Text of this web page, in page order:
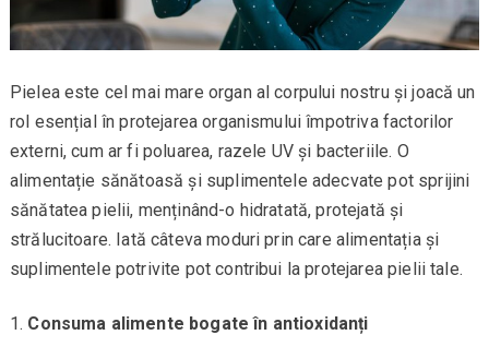
Pielea este cel mai mare organ al corpului nostru și joacă un
rol esențial în protejarea organismului împotriva factorilor
externi, cum ar fi poluarea, razele UV și bacteriile. O
alimentație sănătoasă și suplimentele adecvate pot sprijini
sănătatea pielii, menținând-o hidratată, protejată și
strălucitoare. Iată câteva moduri prin care alimentația și
suplimentele potrivite pot contribui la protejarea pielii tale.
Consuma alimente bogate în antioxidanți